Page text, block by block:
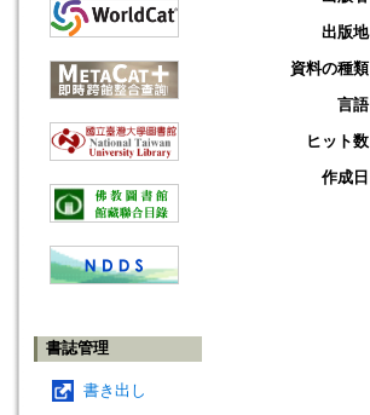
書誌管理
書き出し
出版地
資料の種類
言語
ヒット数
作成日